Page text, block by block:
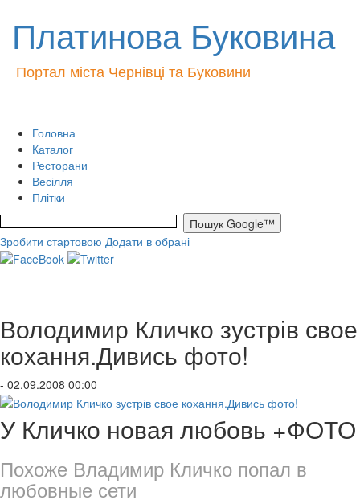
Платинова Буковина
Портал міста Чернівці та Буковини
Головна
Каталог
Ресторани
Весілля
Плітки
Зробити стартовою Додати в обрані
Володимир Кличко зустрів свое
кохання.Дивись фото!
- 02.09.2008 00:00
У Кличко новая любовь +ФОТО
Похоже Владимир Кличко попал в
любовные сети